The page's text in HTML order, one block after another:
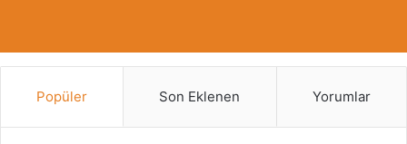
Popüler Son Eklenen Yorumlar